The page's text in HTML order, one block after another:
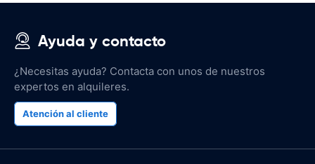
Ayuda y contacto
¿Necesitas ayuda? Contacta con unos de nuestros
expertos en alquileres.
Atención al cliente